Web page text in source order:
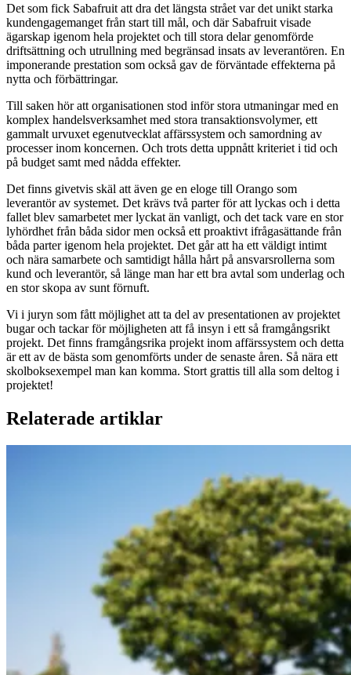
Det som fick Sabafruit att dra det längsta strået var det unikt starka
kundengagemanget från start till mål, och där Sabafruit visade
ägarskap igenom hela projektet och till stora delar genomförde
driftsättning och utrullning med begränsad insats av leverantören. En
imponerande prestation som också gav de förväntade effekterna på
nytta och förbättringar.
Till saken hör att organisationen stod inför stora utmaningar med en
komplex handelsverksamhet med stora transaktionsvolymer, ett
gammalt urvuxet egenutvecklat affärssystem och samordning av
processer inom koncernen. Och trots detta uppnått kriteriet i tid och
på budget samt med nådda effekter.
Det finns givetvis skäl att även ge en eloge till Orango som
leverantör av systemet. Det krävs två parter för att lyckas och i detta
fallet blev samarbetet mer lyckat än vanligt, och det tack vare en stor
lyhördhet från båda sidor men också ett proaktivt ifrågasättande från
båda parter igenom hela projektet. Det går att ha ett väldigt intimt
och nära samarbete och samtidigt hålla hårt på ansvarsrollerna som
kund och leverantör, så länge man har ett bra avtal som underlag och
en stor skopa av sunt förnuft.
Vi i juryn som fått möjlighet att ta del av presentationen av projektet
bugar och tackar för möjligheten att få insyn i ett så framgångsrikt
projekt. Det finns framgångsrika projekt inom affärssystem och detta
är ett av de bästa som genomförts under de senaste åren. Så nära ett
skolboksexempel man kan komma. Stort grattis till alla som deltog i
projektet!
Relaterade artiklar